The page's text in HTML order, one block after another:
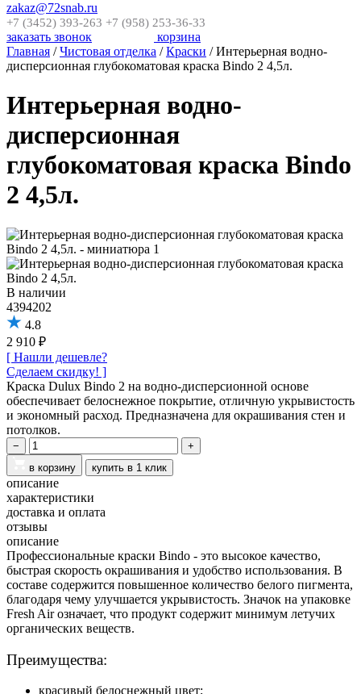
zakaz@72snab.ru
+7 (3452) 393-263 +7 (958) 253-36-33
заказать звонок
корзина
Главная / Чистовая отделка / Краски / Интерьерная водно-
дисперсионная глубокоматовая краска Bindo 2 4,5л.
Интерьерная водно-
дисперсионная
глубокоматовая краска Bindo
2 4,5л.
В наличии
4394202
4.8
2 910 ₽
[ Нашли дешевле?
Сделаем скидку! ]
Краска Dulux Bindo 2 на водно-дисперсионной основе
обеспечивает белоснежное покрытие, отличную укрывистость
и экономный расход. Предназначена для окрашивания стен и
потолков.
−
+
в корзину
купить в 1 клик
описание
характеристики
доставка и оплата
отзывы
описание
Профессиональные краски Bindo - это высокое качество,
быстрая скорость окрашивания и удобство использования. В
составе содержится повышенное количество белого пигмента,
благодаря чему улучшается укрывистость. Значок на упаковке
Fresh Air означает, что продукт содержит минимум летучих
органических веществ.
Преимущества:
красивый белоснежный цвет;